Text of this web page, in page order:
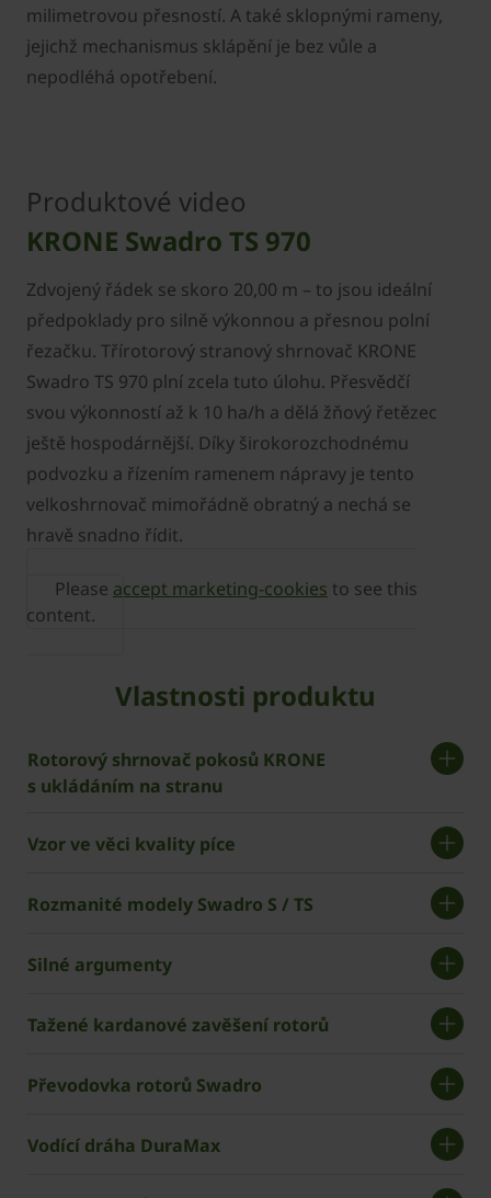
milimetrovou přesností. A také sklopnými rameny,
jejichž mechanismus sklápění je bez vůle a
nepodléhá opotřebení.
Produktové video
KRONE Swadro TS 970
Zdvojený řádek se skoro 20,00 m – to jsou ideální
předpoklady pro silně výkonnou a přesnou polní
řezačku. Třírotorový stranový shrnovač KRONE
Swadro TS 970 plní zcela tuto úlohu. Přesvědčí
svou výkonností až k 10 ha/h a dělá žňový řetězec
ještě hospodárnější. Díky širokorozchodnému
podvozku a řízením ramenem nápravy je tento
velkoshrnovač mimořádně obratný a nechá se
hravě snadno řídit.
Please accept marketing-cookies to see this
content.
Vlastnosti produktu
Rotorový shrnovač pokosů ­KRONE
s ukládáním na stranu
Vzor ve věci kvality píce
Rozmanité modely Swadro S / TS
Silné argumenty
Tažené kardanové zavěšení rotorů
Převodovka rotorů Swadro
Vodící dráha DuraMax